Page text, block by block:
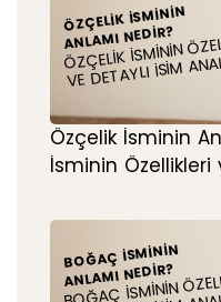
ÖZÇELIK İSMININ
ANLAMI NEDIR?
ÖZÇELIK İSMININ
VE DETAYLI İSIM
Özçelik İsminin
İsminin Özellikleri
BOĞAÇ İSMININ
ANLAMI NEDIR?
BOĞAÇ İSMININ